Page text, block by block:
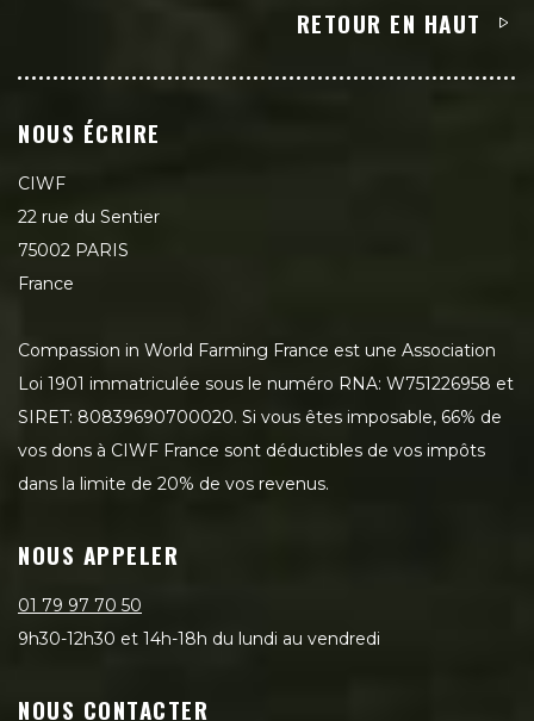
RETOUR EN HAUT
NOUS ÉCRIRE
CIWF
22 rue du Sentier
75002 PARIS
France
Compassion in World Farming France est une Association
Loi 1901 immatriculée sous le numéro RNA: W751226958 et
SIRET: 80839690700020. Si vous êtes imposable, 66% de
vos dons à CIWF France sont déductibles de vos impôts
dans la limite de 20% de vos revenus.
NOUS APPELER
01 79 97 70 50
9h30-12h30 et 14h-18h du lundi au vendredi
NOUS CONTACTER